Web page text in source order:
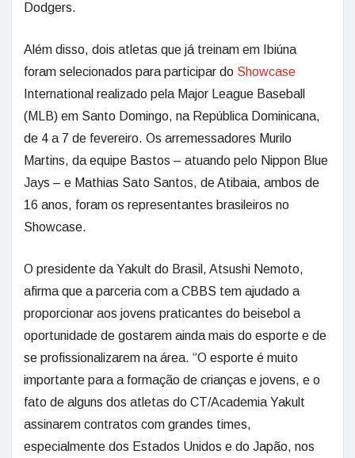
Dodgers.
Além disso, dois atletas que já treinam em Ibiúna
foram selecionados para participar do Showcase
International realizado pela Major League Baseball
(MLB) em Santo Domingo, na República Dominicana,
de 4 a 7 de fevereiro. Os arremessadores Murilo
Martins, da equipe Bastos – atuando pelo Nippon Blue
Jays – e Mathias Sato Santos, de Atibaia, ambos de
16 anos, foram os representantes brasileiros no
Showcase.
O presidente da Yakult do Brasil, Atsushi Nemoto,
afirma que a parceria com a CBBS tem ajudado a
proporcionar aos jovens praticantes do beisebol a
oportunidade de gostarem ainda mais do esporte e de
se profissionalizarem na área. “O esporte é muito
importante para a formação de crianças e jovens, e o
fato de alguns dos atletas do CT/Academia Yakult
assinarem contratos com grandes times,
especialmente dos Estados Unidos e do Japão, nos